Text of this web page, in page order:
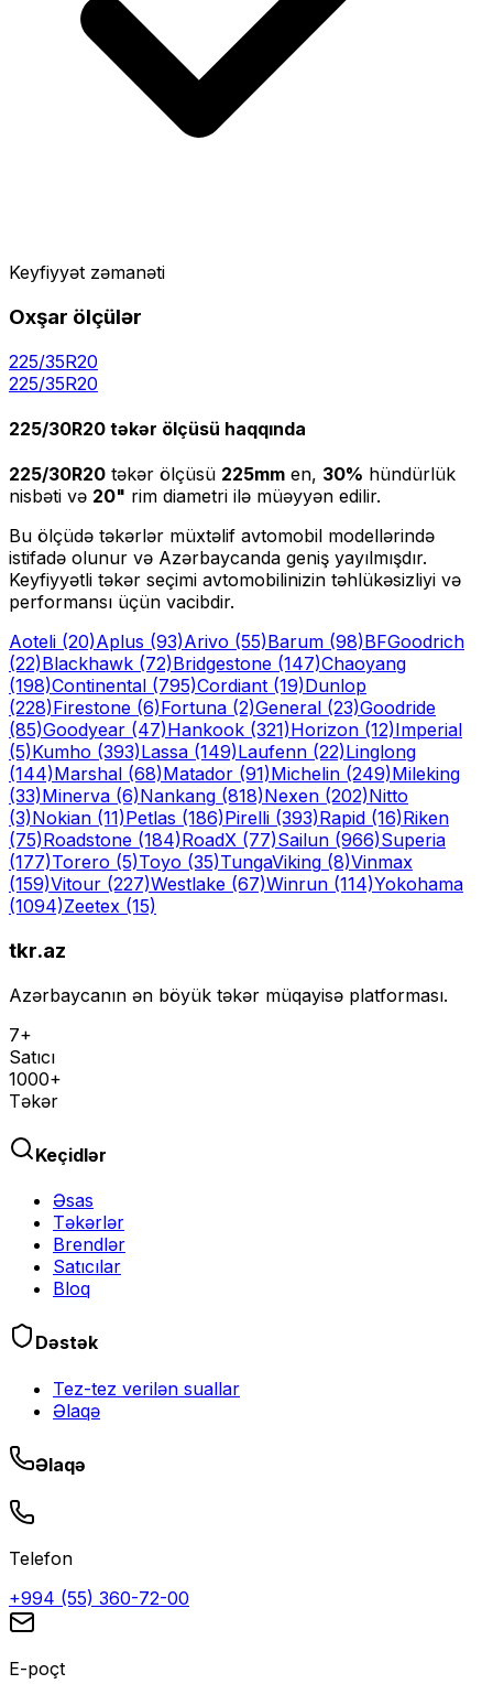
Keyfiyyət zəmanəti
Oxşar ölçülər
225/35R20
225/35R20
225/30R20 təkər ölçüsü haqqında
225/30R20 təkər ölçüsü 225mm en, 30% hündürlük
nisbəti və 20" rim diametri ilə müəyyən edilir.
Bu ölçüdə təkərlər müxtəlif avtomobil modellərində
istifadə olunur və Azərbaycanda geniş yayılmışdır.
Keyfiyyətli təkər seçimi avtomobilinizin təhlükəsizliyi və
performansı üçün vacibdir.
Aoteli (20)Aplus (93)Arivo (55)Barum (98)BFGoodrich
(22)Blackhawk (72)Bridgestone (147)Chaoyang
(198)Continental (795)Cordiant (19)Dunlop
(228)Firestone (6)Fortuna (2)General (23)Goodride
(85)Goodyear (47)Hankook (321)Horizon (12)Imperial
(5)Kumho (393)Lassa (149)Laufenn (22)Linglong
(144)Marshal (68)Matador (91)Michelin (249)Mileking
(33)Minerva (6)Nankang (818)Nexen (202)Nitto
(3)Nokian (11)Petlas (186)Pirelli (393)Rapid (16)Riken
(75)Roadstone (184)RoadX (77)Sailun (966)Superia
(177)Torero (5)Toyo (35)TungaViking (8)Vinmax
(159)Vitour (227)Westlake (67)Winrun (114)Yokohama
(1094)Zeetex (15)
tkr.az
Azərbaycanın ən böyük təkər müqayisə platforması.
7+
Satıcı
1000+
Təkər
Keçidlər
Əsas
Təkərlər
Brendlər
Satıcılar
Bloq
Dəstək
Tez-tez verilən suallar
Əlaqə
Əlaqə
Telefon
+994 (55) 360-72-00
E-poçt